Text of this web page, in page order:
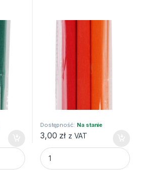
25X200 MIX C.ZIELO 3szt HAPPY
Dostępność: Na stanie
3,00 zł z VAT
BIBUŁA MARSZCZONA